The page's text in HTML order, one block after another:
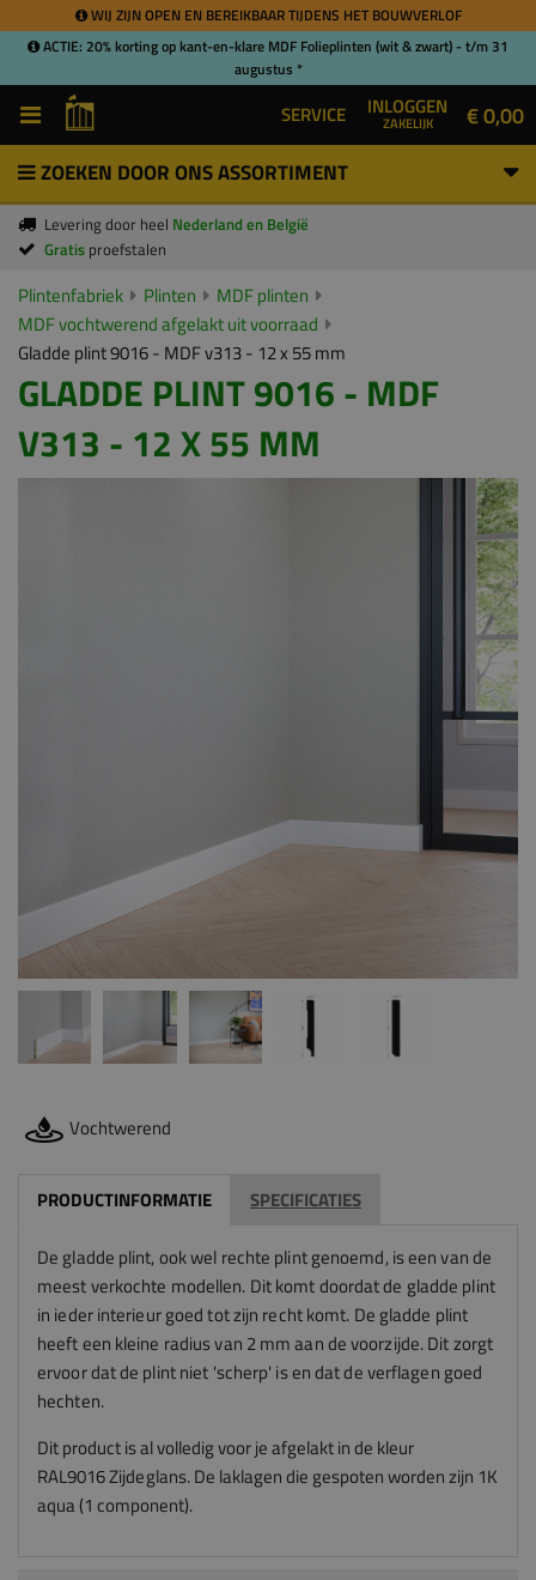
WIJ ZIJN OPEN EN BEREIKBAAR TIJDENS HET BOUWVERLOF
ACTIE: 20% korting op kant-en-klare MDF Folieplinten (wit & zwart) - t/m 31
augustus *
SERVICE INLOGGEN
ZAKELIJK € 0,00
ZOEKEN DOOR ONS ASSORTIMENT
Levering door heel Nederland en België
Gratis proefstalen
Plintenfabriek Plinten
MDF plinten
MDF vochtwerend afgelakt uit voorraad
Gladde plint 9016 - MDF v313 - 12 x 55 mm
GLADDE PLINT 9016 - MDF
V313 - 12 X 55 MM
Vochtwerend
PRODUCTINFORMATIE SPECIFICATIES
De gladde plint, ook wel rechte plint genoemd, is een van de
meest verkochte modellen. Dit komt doordat de gladde plint
in ieder interieur goed tot zijn recht komt. De gladde plint
heeft een kleine radius van 2 mm aan de voorzijde. Dit zorgt
ervoor dat de plint niet 'scherp' is en dat de verflagen goed
hechten.
Dit product is al volledig voor je afgelakt in de kleur
RAL9016Zijdeglans.De laklagen die gespoten worden zijn 1K
aqua (1 component).